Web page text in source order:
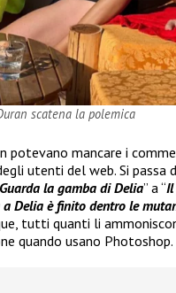
scatena la polemica
potevano mancare i
utenti del web. Si passa
la gamba di Delia” a “Il
Delia è finito dentro le
tutti quanti li
quando usano Photoshop.